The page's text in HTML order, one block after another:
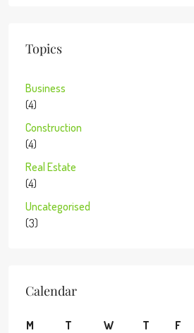
Topics
Business
(4)
Construction
(4)
Real Estate
(4)
Uncategorised
(3)
Calendar
M T W T F